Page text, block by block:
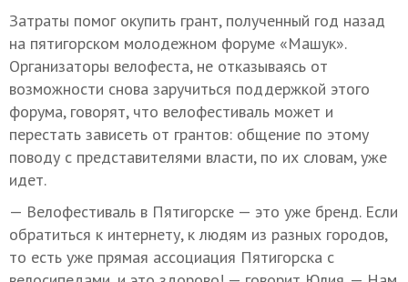
Затраты помог окупить грант, полученный год назад
на пятигорском молодежном форуме «Машук».
Организаторы велофеста, не отказываясь от
возможности снова заручиться поддержкой этого
форума, говорят, что велофестиваль может и
перестать зависеть от грантов: общение по этому
поводу с представителями власти, по их словам, уже
идет.
— Велофестиваль в Пятигорске — это уже бренд. Если
обратиться к интернету, к людям из разных городов,
то есть уже прямая ассоциация Пятигорска с